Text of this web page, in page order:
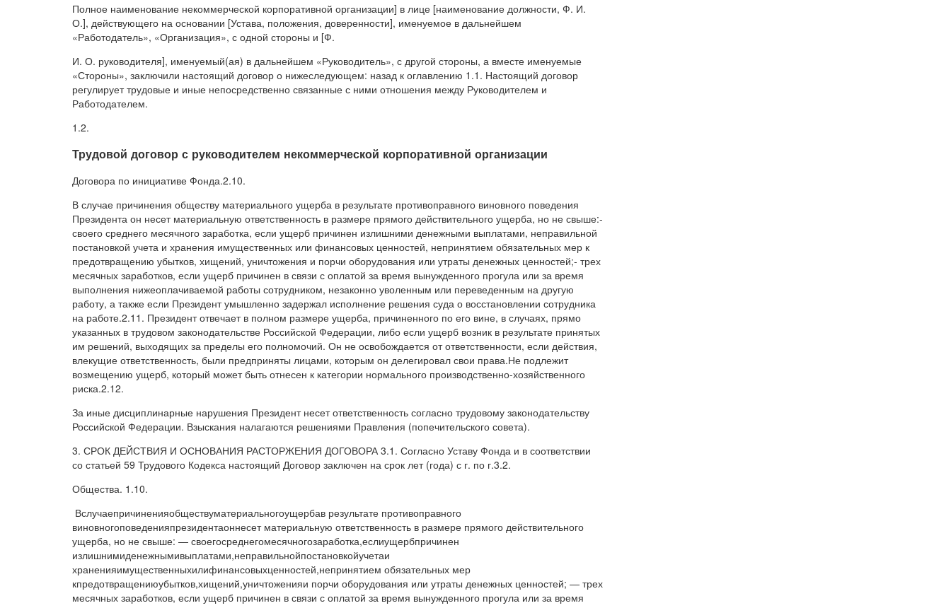
Полное наименование некоммерческой корпоративной организации] в лице [наименование должности, Ф. И.
О.], действующего на основании [Устава, положения, доверенности], именуемое в дальнейшем
«Работодатель», «Организация», с одной стороны и [Ф.
И. О. руководителя], именуемый(ая) в дальнейшем «Руководитель», с другой стороны, а вместе именуемые
«Стороны», заключили настоящий договор о нижеследующем: назад к оглавлению 1.1. Настоящий договор
регулирует трудовые и иные непосредственно связанные с ними отношения между Руководителем и
Работодателем.
1.2.
Трудовой договор с руководителем некоммерческой корпоративной организации
Договора по инициативе Фонда.2.10.
В случае причинения обществу материального ущерба в результате противоправного виновного поведения
Президента он несет материальную ответственность в размере прямого действительного ущерба, но не свыше:-
своего среднего месячного заработка, если ущерб причинен излишними денежными выплатами, неправильной
постановкой учета и хранения имущественных или финансовых ценностей, непринятием обязательных мер к
предотвращению убытков, хищений, уничтожения и порчи оборудования или утраты денежных ценностей;- трех
месячных заработков, если ущерб причинен в связи с оплатой за время вынужденного прогула или за время
выполнения нижеоплачиваемой работы сотрудником, незаконно уволенным или переведенным на другую
работу, а также если Президент умышленно задержал исполнение решения суда о восстановлении сотрудника
на работе.2.11. Президент отвечает в полном размере ущерба, причиненного по его вине, в случаях, прямо
указанных в трудовом законодательстве Российской Федерации, либо если ущерб возник в результате принятых
им решений, выходящих за пределы его полномочий. Он не освобождается от ответственности, если действия,
влекущие ответственность, были предприняты лицами, которым он делегировал свои права.Не подлежит
возмещению ущерб, который может быть отнесен к категории нормального производственно-хозяйственного
риска.2.12.
За иные дисциплинарные нарушения Президент несет ответственность согласно трудовому законодательству
Российской Федерации. Взыскания налагаются решениями Правления (попечительского совета).
3. СРОК ДЕЙСТВИЯ И ОСНОВАНИЯ РАСТОРЖЕНИЯ ДОГОВОРА 3.1. Согласно Уставу Фонда и в соответствии
со статьей 59 Трудового Кодекса настоящий Договор заключен на срок лет (года) с г. по г.3.2.
Общества. 1.10.
Вслучаепричиненияобществуматериальногоущербав результате противоправного
виновногоповеденияпрезидентаоннесет материальную ответственность в размере прямого действительного
ущерба, но не свыше: — своегосреднегомесячногозаработка,еслиущербпричинен
излишнимиденежнымивыплатами,неправильнойпостановкойучетаи
храненияимущественныхилифинансовыхценностей,непринятием обязательных мер
кпредотвращениюубытков,хищений,уничтоженияи порчи оборудования или утраты денежных ценностей; — трех
месячных заработков, если ущерб причинен в связи с оплатой за время вынужденного прогула или за время